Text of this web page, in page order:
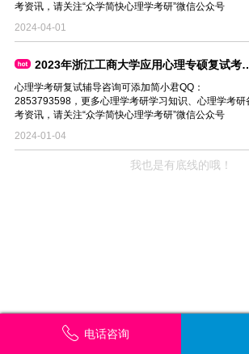
考资讯，请关注“众学简快心理学考研”微信公众号
2024-04-01
2023年浙江工商大学应用心理专硕复试考情速递
心理学考研复试辅导咨询可添加简小君QQ：
2853793598，更多心理学考研学习知识、心理学考研
考资讯，请关注“众学简快心理学考研”微信公众号
2024-01-04
电话咨询
我也是有底线的哦！